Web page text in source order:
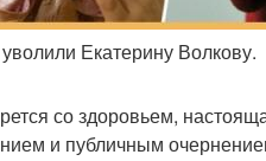
Екатерину Волкову.
со здоровьем,
и публичным